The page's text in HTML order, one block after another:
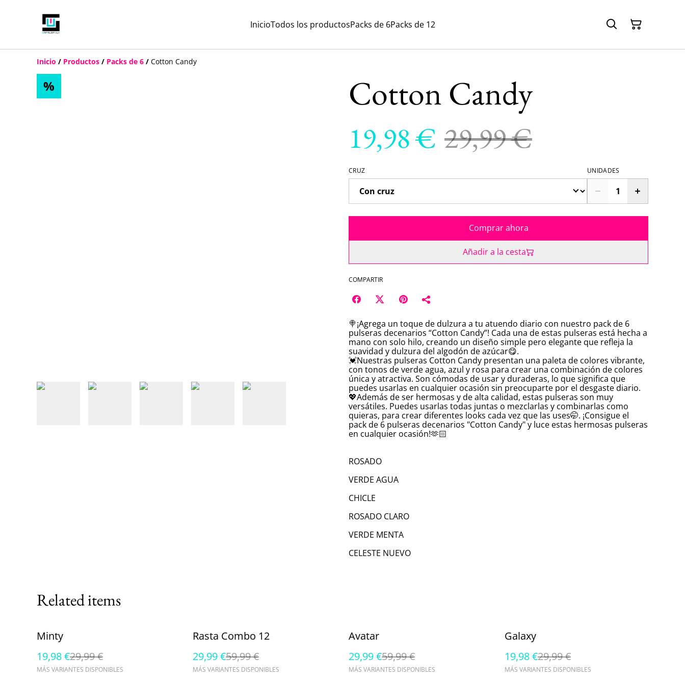
InicioTodos los productosPacks de 6Packs de 12
Inicio / Productos / Packs de 6 / Cotton Candy
% Cotton Candy
19,98 € 29,99 €
CRUZ UNIDADES
Comprar ahora
Añadir a la cesta
COMPARTIR
🍭¡Agrega un toque de dulzura a tu atuendo diario con nuestro pack de 6
pulseras decenarios “Cotton Candy”! Cada una de estas pulseras está hecha a
mano con solo hilo, creando un diseño simple pero elegante que refleja la
suavidad y dulzura del algodón de azúcar😋.
💓Nuestras pulseras Cotton Candy presentan una paleta de colores vibrante,
con tonos de verde agua, azul y rosa para crear una combinación de colores
única y atractiva. Son cómodas de usar y duraderas, lo que significa que
puedes usarlas en cualquier ocasión sin preocuparte por el desgaste diario.
💖Además de ser hermosas y de alta calidad, estas pulseras son muy
versátiles. Puedes usarlas todas juntas o mezclarlas y combinarlas como
quieras, para crear diferentes looks cada vez que las uses🤭. ¡Consigue el
pack de 6 pulseras decenarios "Cotton Candy" y luce estas hermosas pulseras
en cualquier ocasión!🫶🏻
ROSADO
VERDE AGUA
CHICLE
ROSADO CLARO
VERDE MENTA
CELESTE NUEVO
Related items
%
Minty
19,98 €29,99 €
MÁS VARIANTES DISPONIBLES
%
Rasta Combo 12
29,99 €59,99 €
MÁS VARIANTES DISPONIBLES
%
Avatar
29,99 €59,99 €
MÁS VARIANTES DISPONIBLES
%
Galaxy
19,98 €29,99 €
MÁS VARIANTES DISPONIBLES